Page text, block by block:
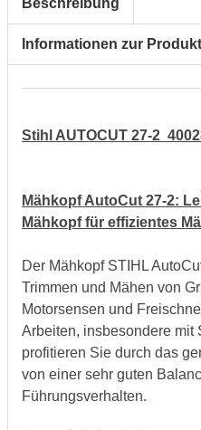
Informationen zur
Stihl AUTOCUT 27-2
Mähkopf AutoCut 27-2:
Mähkopf für effizientes
Der Mähkopf STIHL
Trimmen und Mähen von
Motorsensen und
Arbeiten, insbesondere mit
profitieren Sie durch das
von einer sehr guten
Führungsverhalten.